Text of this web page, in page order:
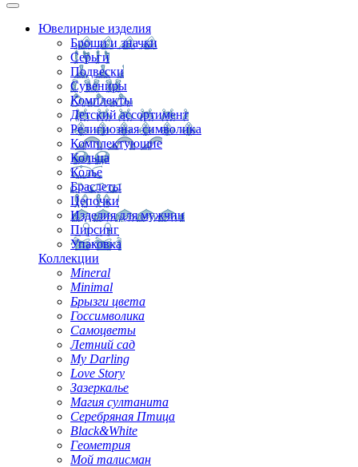
Ювелирные изделия
Броши и значки
Серьги
Подвески
Сувениры
Комплекты
Детский ассортимент
Религиозная символика
Комплектующие
Кольца
Колье
Браслеты
Цепочки
Изделия для мужчин
Пирсинг
Упаковка
Коллекции
Mineral
Minimal
Брызги цвета
Госсимволика
Самоцветы
Летний сад
My Darling
Love Story
Зазеркалье
Магия султанита
Серебряная Птица
Black&White
Геометрия
Мой талисман